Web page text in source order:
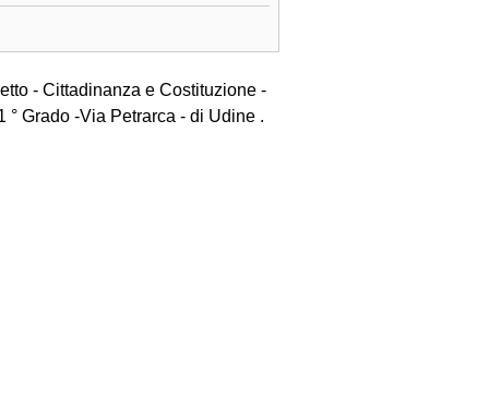
- Cittadinanza e Costituzione -
Grado -Via Petrarca - di Udine .